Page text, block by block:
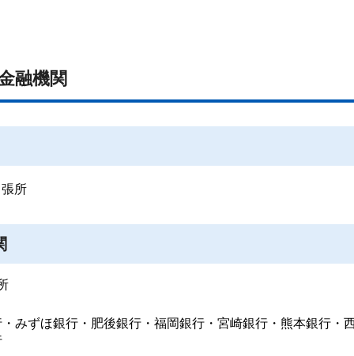
融機関
所
みずほ銀行・肥後銀行・福岡銀行・宮崎銀行・熊本銀行・